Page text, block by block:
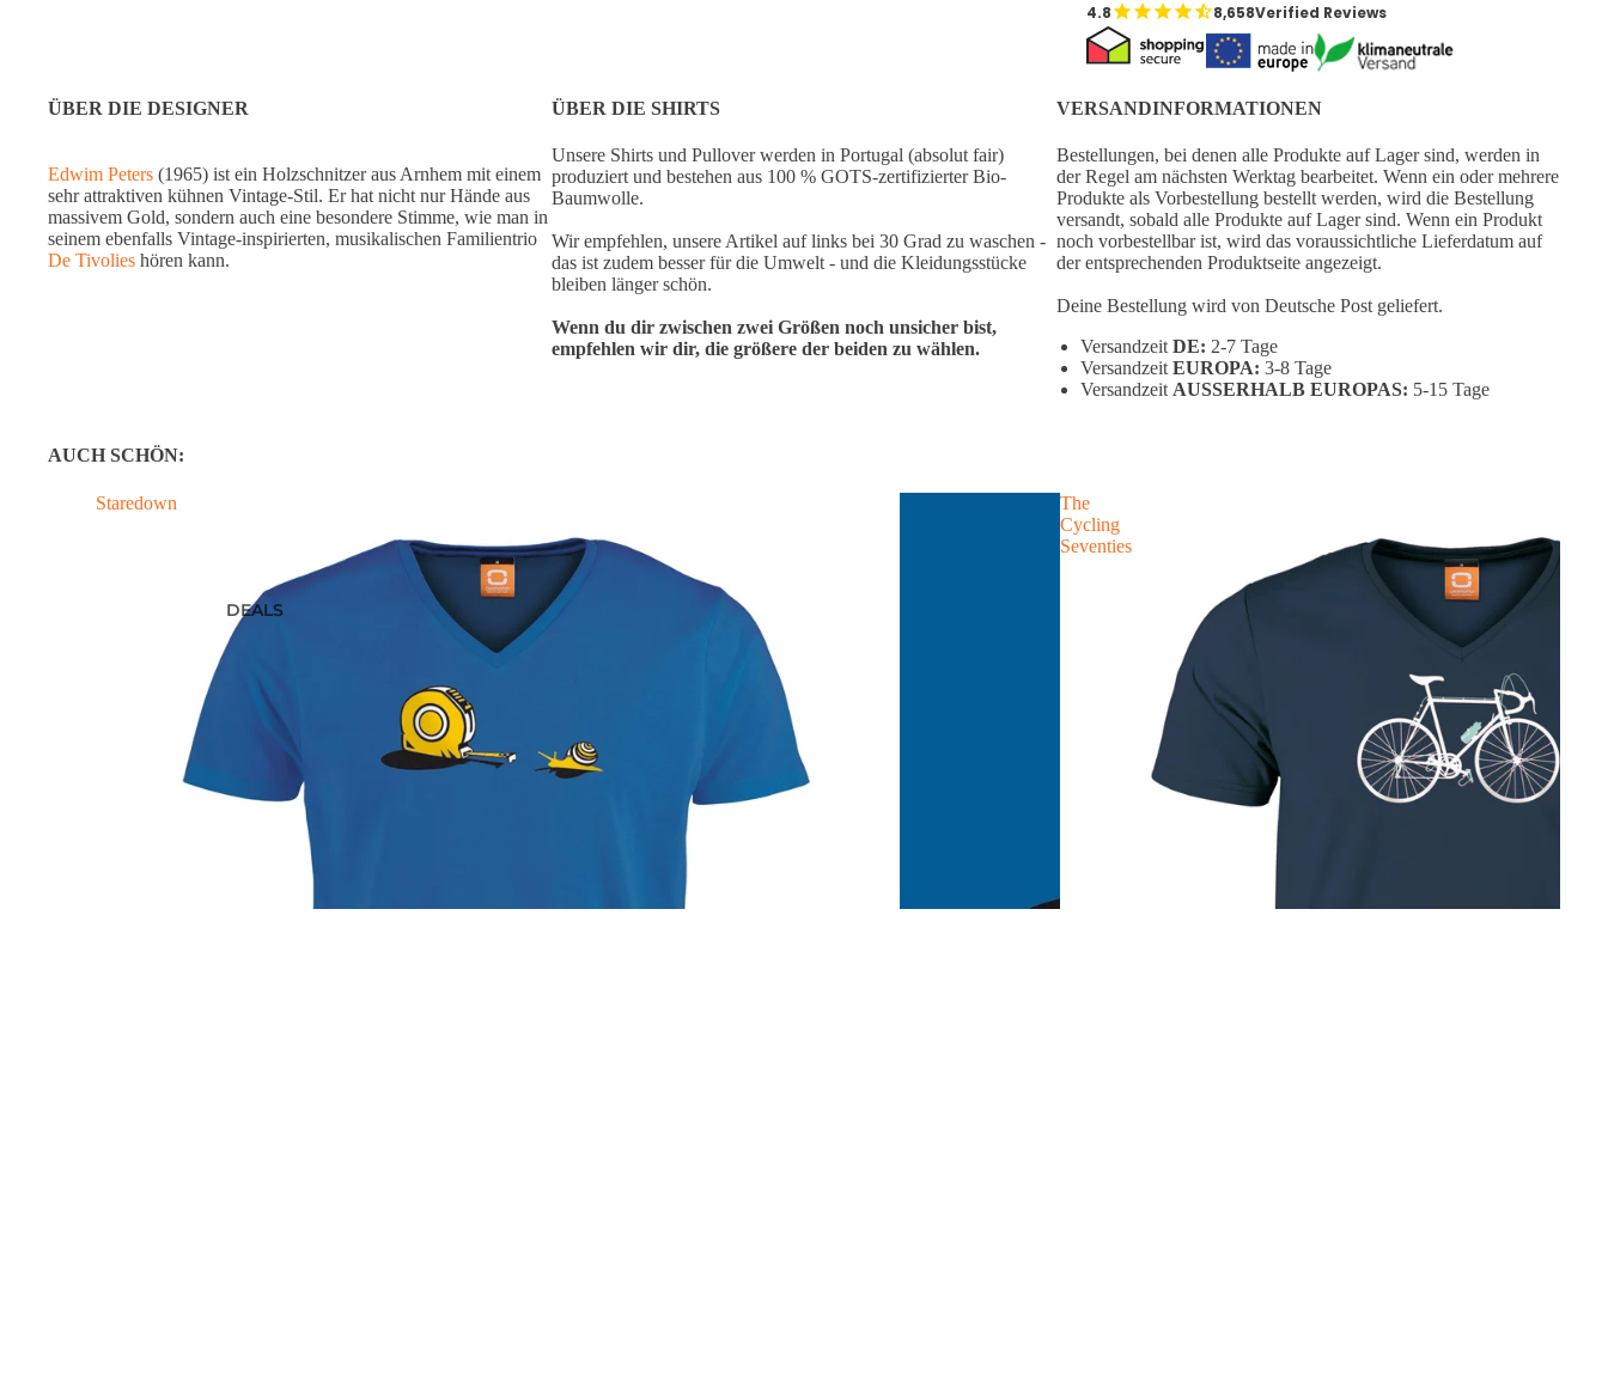
DEALS
8,658Verified Reviews
ÜBER DIE DESIGNER
Edwim Peters (1965) ist ein Holzschnitzer aus Arnhem mit einem
sehr attraktiven kühnen Vintage-Stil. Er hat nicht nur Hände aus
massivem Gold, sondern auch eine besondere Stimme, wie man in
seinem ebenfalls Vintage-inspirierten, musikalischen Familientrio
De Tivolies hören kann.
ÜBER DIE SHIRTS
Unsere Shirts und Pullover werden in Portugal (absolut fair)
produziert und bestehen aus 100 % GOTS-zertifizierter Bio-
Baumwolle.
Wir empfehlen, unsere Artikel auf links bei 30 Grad zu waschen -
das ist zudem besser für die Umwelt - und die Kleidungsstücke
bleiben länger schön.
Wenn du dir zwischen zwei Größen noch unsicher bist,
empfehlen wir dir, die größere der beiden zu wählen.
VERSANDINFORMATIONEN
Bestellungen, bei denen alle Produkte auf Lager sind, werden in
der Regel am nächsten Werktag bearbeitet. Wenn ein oder mehrere
Produkte als Vorbestellung bestellt werden, wird die Bestellung
versandt, sobald alle Produkte auf Lager sind. Wenn ein Produkt
noch vorbestellbar ist, wird das voraussichtliche Lieferdatum auf
der entsprechenden Produktseite angezeigt.
Deine Bestellung wird von Deutsche Post geliefert.
Versandzeit DE: 2-7 Tage
Versandzeit EUROPA: 3-8 Tage
Versandzeit AUSSERHALB EUROPAS: 5-15 Tage
AUCH SCHÖN:
Staredown
The
Cycling
Seventies